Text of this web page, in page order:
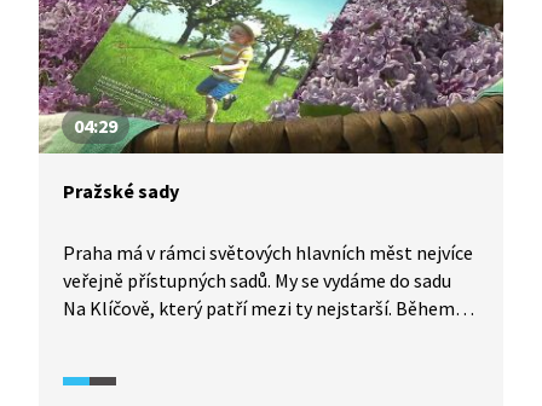
a udržitelným přístupem doplněný o bydlení.
04:29
Pražské sady
Praha má v rámci světových hlavních měst nejvíce
veřejně přístupných sadů. My se vydáme do sadu
Na Klíčově, který patří mezi ty nejstarší. Během
a šeříku. Nejvýznamnější ze všech akcí je